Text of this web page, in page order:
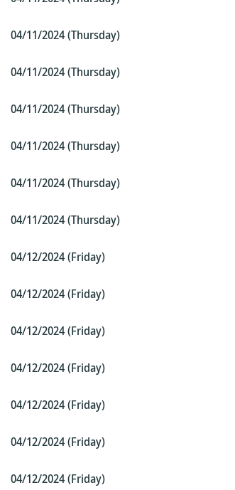
04/11/2024 (Thursday)
04/11/2024 (Thursday)
04/11/2024 (Thursday)
04/11/2024 (Thursday)
04/11/2024 (Thursday)
04/11/2024 (Thursday)
04/12/2024 (Friday)
04/12/2024 (Friday)
04/12/2024 (Friday)
04/12/2024 (Friday)
04/12/2024 (Friday)
04/12/2024 (Friday)
04/12/2024 (Friday)